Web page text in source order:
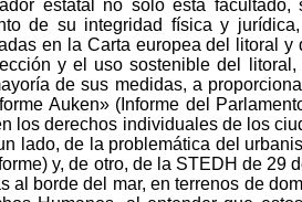
estatal no sólo está
de su integridad física y
en la Carta europea del litoral y
y el uso sostenible del
de sus medidas, a
Auken» (Informe del
los derechos individuales de los
lado, de la problemática del
y, de otro, de la STEDH de 29
borde del mar, en terrenos de